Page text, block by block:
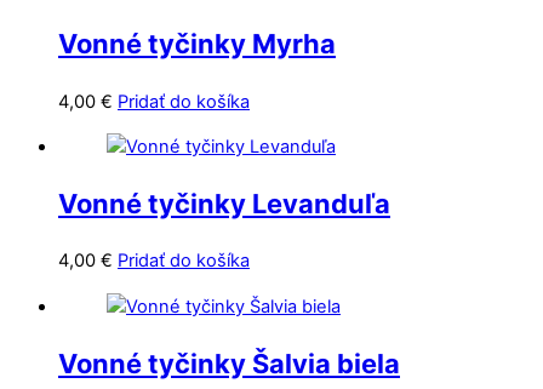
Vonné tyčinky Myrha
4,00 € Pridať do košíka
Vonné tyčinky Levanduľa
4,00 € Pridať do košíka
Vonné tyčinky Šalvia biela